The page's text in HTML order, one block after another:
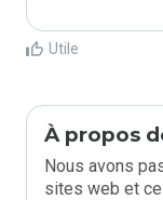
Utile
À propos
Nous avons
sites web et